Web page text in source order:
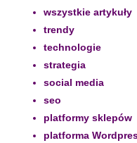
wszystkie artykuły
trendy
technologie
strategia
social media
seo
platformy sklepów
platforma